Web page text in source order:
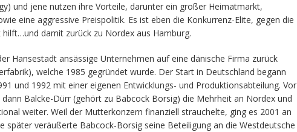
und jene nutzen ihre Vorteile, darunter ein großer Heimatmarkt,
eine aggressive Preispolitik. Es ist eben die Konkurrenz-Elite, gegen die
damit zurück zu Nordex aus Hamburg.
Hansestadt ansässige Unternehmen auf eine dänische Firma zurück
welche 1985 gegründet wurde. Der Start in Deutschland begann
und 1992 mit einer eigenen Entwicklungs- und Produktionsabteilung. Vor
Balcke-Dürr (gehört zu Babcock Borsig) die Mehrheit an Nordex und
weiter. Weil der Mutterkonzern finanziell strauchelte, ging es 2001 an
später veräußerte Babcock-Borsig seine Beteiligung an die Westdeutsche